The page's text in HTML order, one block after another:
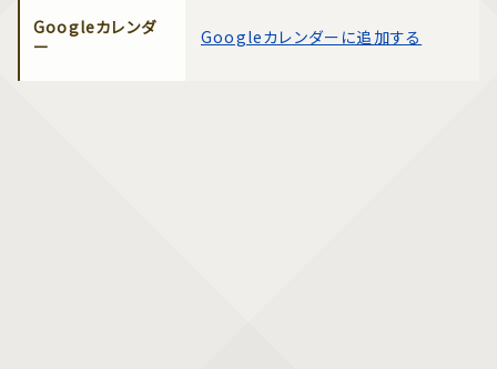
Googleカレンダ
ー
Googleカレンダーに追加する